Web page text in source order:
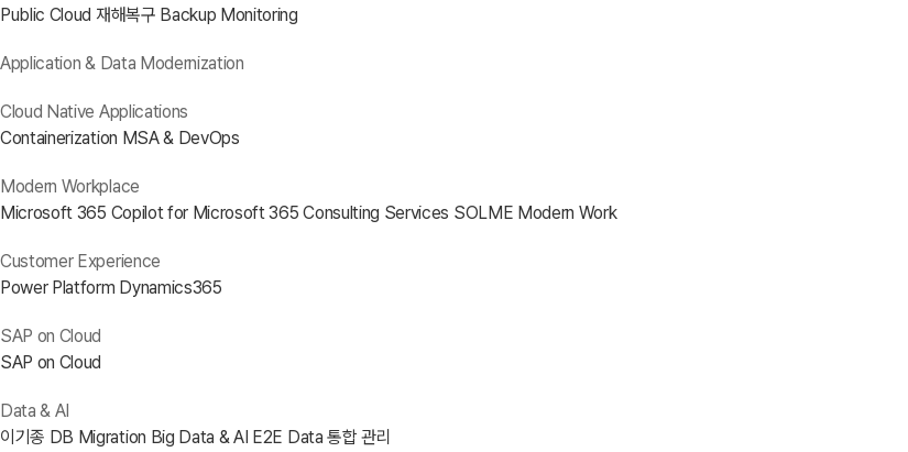
Public Cloud 재해복구 Backup Monitoring
Application & Data Modernization
Cloud Native Applications
Containerization MSA & DevOps
Modern Workplace
Microsoft 365 Copilot for Microsoft 365 Consulting Services SOLME Modern Work
Customer Experience
Power Platform Dynamics365
SAP on Cloud
SAP on Cloud
Data & AI
이기종 DB Migration Big Data & AI E2E Data 통합 관리